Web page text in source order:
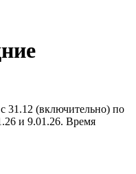
31.12 (включительно) по
и 9.01.26. Время